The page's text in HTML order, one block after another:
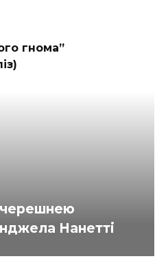
гнома”
черешнею
Нанетті